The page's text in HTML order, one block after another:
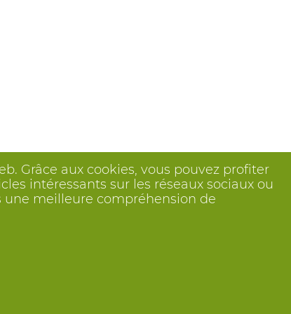
Grâce aux cookies, vous pouvez profiter
intéressants sur les réseaux sociaux ou
une meilleure compréhension de